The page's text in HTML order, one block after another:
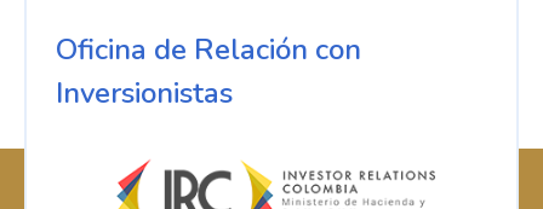
Oficina de Relación con
Inversionistas